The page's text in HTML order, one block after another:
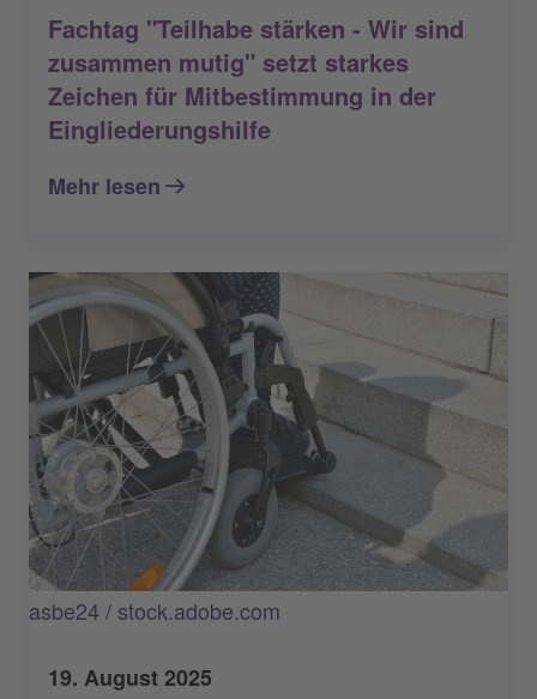
Fachtag "Teilhabe stärken - Wir sind
zusammen mutig" setzt starkes
Zeichen für Mitbestimmung in der
Eingliederungshilfe
Mehr lesen
asbe24 / stock.adobe.com
19. August 2025